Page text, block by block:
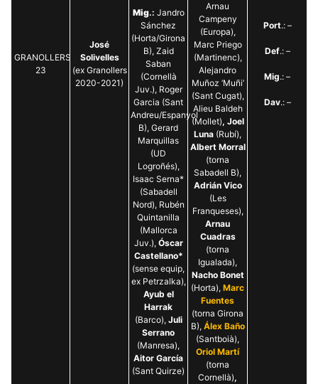
GRANOLLERS
23
José
Solivelles
(ex Granollers
2020-2021)
Mig.: Jandro
Sánchez
(Horta/Girona
B), Zaid
Saban
(Cornellà
Juv.), Roger
Garcia (Sant
Andreu/Espanyol
B), Gerard
Marquillas
(UD
Logroñés),
Isaac Serna*
(Sabadell
Nord), Rubén
Quintanilla
(Mallorca
Juv.), Óscar
Castellano*
(sense equip,
ex Petrzalka),
Ayub el
Harrak
(Barco), Juli
Serrano
(Manresa),
Aitor García
(Sant Quirze)
Arnau
Campeny
(Europa),
Marc Priego
(Martinenc),
Alejandro
Muñoz ‘Muñi’
(Sant Cugat),
Alieu Baldeh
(Mollet), Joel
Luna (Rubí),
Albert Morral
(torna
Sabadell B),
Adrián Vico
(Les
Franqueses),
Arnau
Cuadras
(torna
Igualada),
Nacho Bonet
(Horta), Marc
Fuentes
(torna Girona
B), Álex Baño
(Santboià),
Oriol Martí
(torna
Cornellà),
Port.: –
Def.: –
Mig.: –
Dav.: –